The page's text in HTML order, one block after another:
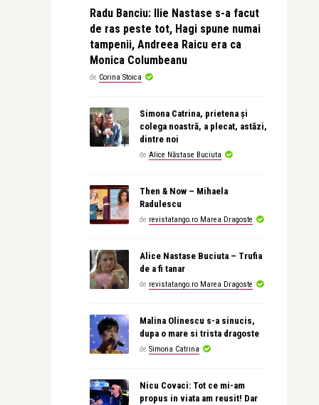
Radu Banciu: Ilie Nastase s-a facut
de ras peste tot, Hagi spune numai
tampenii, Andreea Raicu era ca
Monica Columbeanu
de Corina Stoica
Simona Catrina, prietena și
colega noastră, a plecat, astăzi,
dintre noi
de Alice Năstase Buciuta
Then & Now – Mihaela
Radulescu
de revistatango.ro Marea Dragoste
Alice Nastase Buciuta – Trufia
de a fi tanar
de revistatango.ro Marea Dragoste
Malina Olinescu s-a sinucis,
dupa o mare si trista dragoste
de Simona Catrina
Nicu Covaci: Tot ce mi-am
propus in viata am reusit! Dar